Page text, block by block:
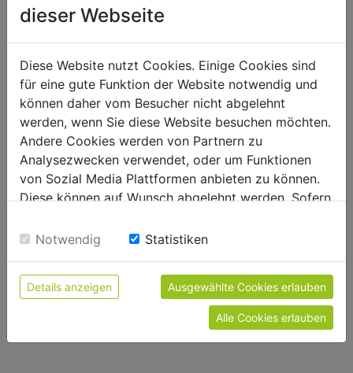
Brutto [kg]
12.70
Netto [kg]
9.90
Přepravní rozměry
Šířka balení [mm]
485
Délka balení [mm]
830
Obecné údaje
Kód EAN
9120039235110
dieser Webseite
Diese Website nutzt Cookies. Einige Cookies sind
für eine gute Funktion der Website notwendig und
können daher vom Besucher nicht abgelehnt
werden, wenn Sie diese Website besuchen möchten.
Andere Cookies werden von Partnern zu
Analysezwecken verwendet, oder um Funktionen
von Sozial Media Plattformen anbieten zu können.
Diese können auf Wunsch abgelehnt werden. Sofern
Einwilligung zu unseren Cookies.
Notwendig Statistiken
Details anzeigen Ausgewählte Cookies erlauben
Alle Cookies erlauben